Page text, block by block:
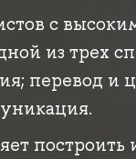
с
из трех
перевод и